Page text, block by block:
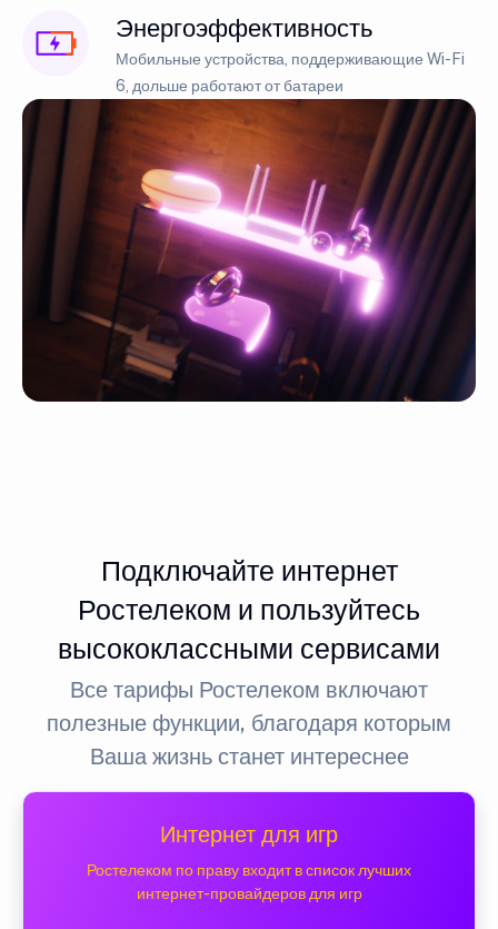
Энергоэффективность
Мобильные устройства, поддерживающие Wi-Fi
6, дольше работают от батареи
Подключайте интернет
Ростелеком и пользуйтесь
высококлассными сервисами
Все тарифы Ростелеком включают
полезные функции, благодаря которым
Ваша жизнь станет интереснее
Интернет для игр
Ростелеком по праву входит в список лучших
интернет-провайдеров для игр